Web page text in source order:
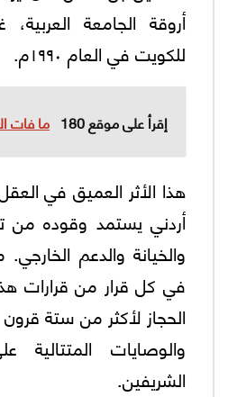
أروقة الجامعة العربية،
للكويت في العام ١٩٩٠م.
إقرأ على موقع 180 ما فات
هذا الأثر العميق في
أردني يستمد وقوده من
والخيانة والدعم
في كل قرار من قرارات
الحجاز لأكثر من ستة
والوصايات
الشريفين.